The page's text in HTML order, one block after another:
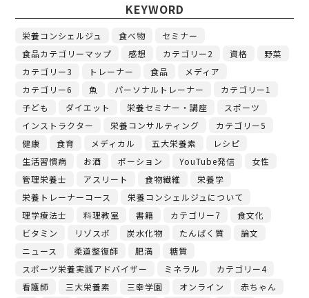
KEYWORD
栄養コンシェルジュ 食べ物
セミナー
食品カテゴリーマップ
感想 カテゴリー2 資格
野菜
カテゴリー3
トレーナー 食品
メディア
カテゴリー6
魚 パーソナルトレーナー
カテゴリー1
子ども
ダイエット 栄養セミナー・講座
スポーツ
インストラクター
栄養コンサルティング
カテゴリー5
健康
食育 メディカル 五大栄養素
レシピ
生活習慣病
お酒 ポーション YouTube発信
女性
管理栄養士
アスリート 食物繊維
栄養学
栄養トレーナーコース
栄養コンシェルジュについて
理学療法士
料理教室 書籍 カテゴリー7
食文化
ビタミン
リゾスポ 炭水化物 たんぱく質
論文
ニュース
柔道整復師 肥満
糖質
スポーツ栄養実践アドバイザー
ミネラル
カテゴリー4
看護師
三大栄養素 三幸学園 オンライン
赤ちゃん